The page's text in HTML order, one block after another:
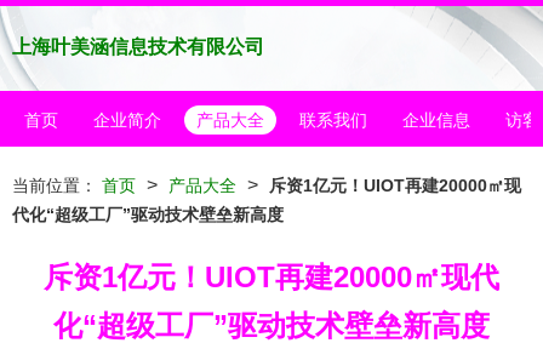
上海叶美涵信息技术有限公司
首页 企业简介 产品大全 联系我们 企业信息 访客
当前位置： 首页 > 产品大全 >
斥资1亿元！UIOT再建20000㎡现
代化“超级工厂”驱动技术壁垒新高度
斥资1亿元！UIOT再建20000㎡现代
化“超级工厂”驱动技术壁垒新高度